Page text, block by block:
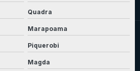
Quadra
Marapoama
Piquerobi
Magda